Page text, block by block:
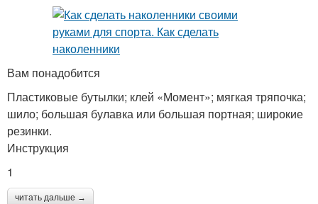
Вам понадобится
Пластиковые бутылки; клей «Момент»; мягкая тряпочка;
шило; большая булавка или большая портная; широкие
резинки.
Инструкция
1
читать дальше →